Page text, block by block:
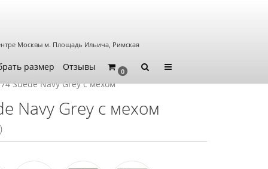
Москвы м. Площадь Ильича, Римская
размер Отзывы 0
Suede Navy Grey с мехом
Navy Grey с мехом